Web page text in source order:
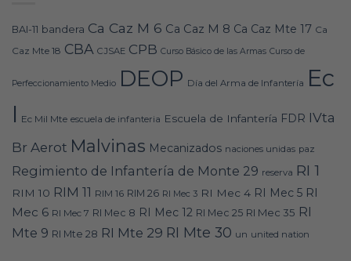
BAI-11 bandera Ca Caz M 6 Ca Caz M 8 Ca Caz Mte 17 Ca
Caz Mte 18 CBA CJSAE CPB Curso Básico de las Armas Curso de
Perfeccionamiento Medio DEOP Día del Arma de Infantería Ec
I Ec Mil Mte escuela de infanteria Escuela de Infantería FDR IVta
Br Aerot Malvinas Mecanizados naciones unidas paz
Regimiento de Infantería de Monte 29 reserva RI 1
RIM 10 RIM 11 RIM 16 RIM 26 RI Mec 3 RI Mec 4 RI Mec 5 RI
Mec 6 RI Mec 7 RI Mec 8 RI Mec 12 RI Mec 25 RI Mec 35 RI
Mte 9 RI Mte 28 RI Mte 29 RI Mte 30 un united nation